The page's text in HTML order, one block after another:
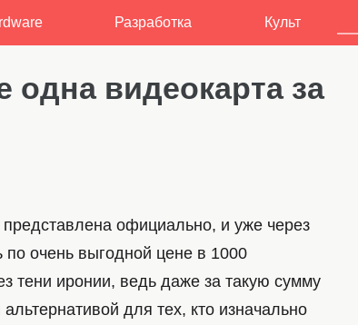
Разработка Культ
одна видеокарта за
официально, и уже через
по очень выгодной цене в 1000
тени иронии, ведь даже за такую сумму
для тех, кто изначально